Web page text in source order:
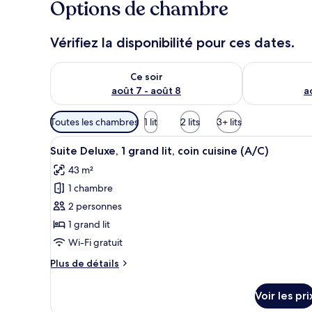
Options de chambre
Vérifiez la disponibilité pour ces dates.
Ce soir
août 7 - août 8
Vérifier la disponibilité pour ce soir août 7 - août 8
Vérifier la
Filtres
disponibles
pour
les
chambres
Toutes les chambres 1 lit 2 lits 3+ lits
Afficher
toutes
les
photos
pour
ce
type
chambre :
Bureau, fer et planche à
7
Suite Deluxe, 1 grand lit, coin cuisine (A/C)
43 m²
1 chambre
2 personnes
1 grand lit
Wi-Fi gratuit
Plus de détails
Plus
Voir les